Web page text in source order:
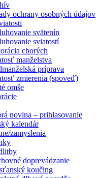
ochrany osobných údajov
svätenín
sviatostí
chorých
manželstva
príprava
zmierenia (spoveď)
omše
novina – prihlasovanie
kalendár
zamyslenia
doprevádzanie
koučing